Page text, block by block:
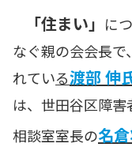
「住まい」 に
なぐ親の会会長
れている渡部 伸
は、世田谷区障
相談室室長の名倉